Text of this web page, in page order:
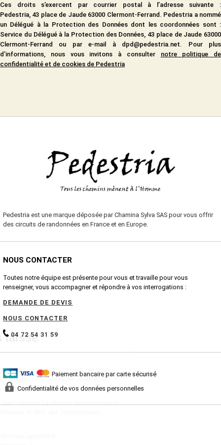
Ces droits s’exercent par courrier postal à l’adresse suivante :
Pedestria, 43 place de Jaude 63000 Clermont-Ferrand. Pedestria a nommé
un Délégué à la Protection des Données dont les coordonnées sont :
Service du Délégué à la Protection des Données, 43 place de Jaude 63000
Clermont-Ferrand ou par e-mail à dpd@pedestria.net. Pour plus
d’informations, nous vous invitons à consulter notre politique de
confidentialité et de cookies de Pedestria
Pedestria est une marque déposée par Chamina Sylva SAS pour vous offrir
des circuits de randonnées en France et en Europe.
NOUS CONTACTER
Toutes notre équipe est présente pour vous et travaille pour vous
renseigner, vous accompagner et répondre à vos interrogations :
DEMANDE DE DEVIS
NOUS CONTACTER
04 72 54 31 59
Paiement bancaire par carte sécurisé
Confidentialité de vos données personnelles